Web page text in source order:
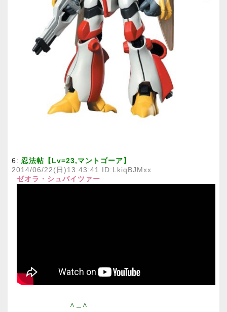
6: 忍法帖【Lv=23,マントゴーア】
2014/06/22(日)13:43:41 ID:LkiqBJMxx
ゼオラ・シュバイツァー
∧＿∧